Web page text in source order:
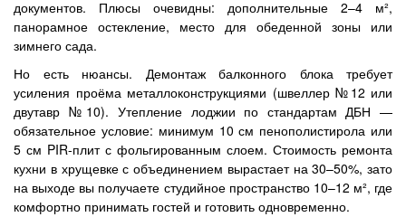
документов. Плюсы очевидны: дополнительные 2–4 м²,
панорамное остекление, место для обеденной зоны или
зимнего сада.
Но есть нюансы. Демонтаж балконного блока требует
усиления проёма металлоконструкциями (швеллер №12 или
двутавр №10). Утепление лоджии по стандартам ДБН —
обязательное условие: минимум 10 см пенополистирола или
5 см PIR-плит с фольгированным слоем. Стоимость ремонта
кухни в хрущевке с объединением вырастает на 30–50%, зато
на выходе вы получаете студийное пространство 10–12 м², где
комфортно принимать гостей и готовить одновременно.